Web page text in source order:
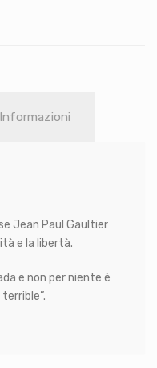
Jean Paul Gaultier
e la libertà.
e non per niente è